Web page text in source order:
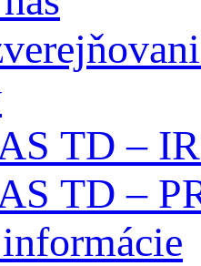
TD –
TD –